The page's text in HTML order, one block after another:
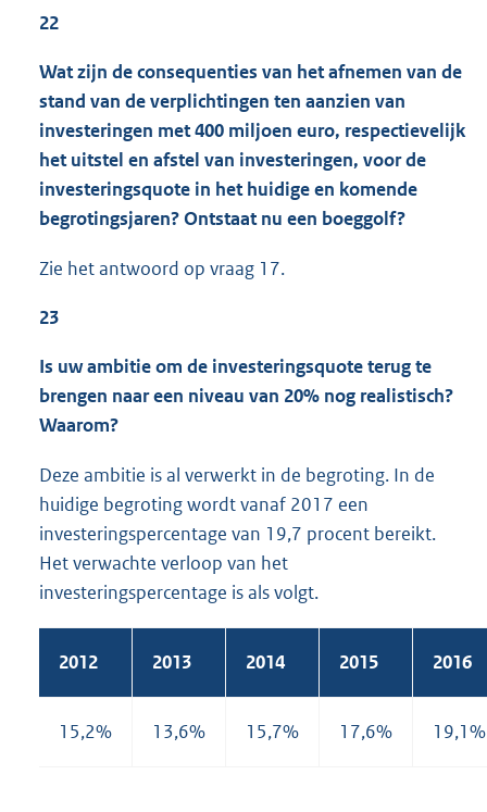
22
Wat zijn de consequenties van het afnemen van de
stand van de verplichtingen ten aanzien van
investeringen met 400 miljoen euro, respectievelijk
het uitstel en afstel van investeringen, voor de
investeringsquote in het huidige en komende
begrotingsjaren? Ontstaat nu een boeggolf?
Zie het antwoord op vraag 17.
23
Is uw ambitie om de investeringsquote terug te
brengen naar een niveau van 20% nog realistisch?
Waarom?
Deze ambitie is al verwerkt in de begroting. In de
huidige begroting wordt vanaf 2017 een
investeringspercentage van 19,7 procent bereikt.
Het verwachte verloop van het
investeringspercentage is als volgt.
2012 2013 2014 2015 2016
15,2% 13,6% 15,7% 17,6% 19,1%